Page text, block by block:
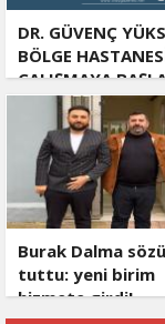
DR. GÜVENÇ
BÖLGE
ÇALIŞMAYA
Burak Dalma
tuttu: yeni birim
hizmete girdi!